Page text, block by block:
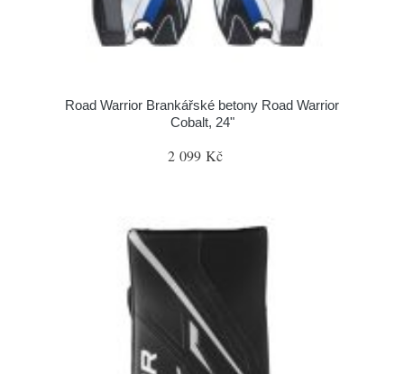
Road Warrior Brankářské betony Road Warrior
Cobalt, 24"
2 099 Kč